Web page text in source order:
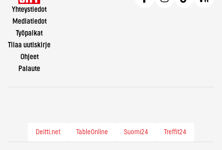
Yhteystiedot
Mediatiedot
Työpaikat
Tilaa uutiskirje
Ohjeet
Palaute
Deitti.net TableOnline Suomi24 Treffit24